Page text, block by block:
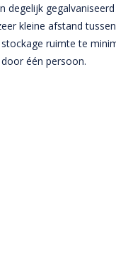
degelijk
kleine afstand
ruimte te
één persoon.